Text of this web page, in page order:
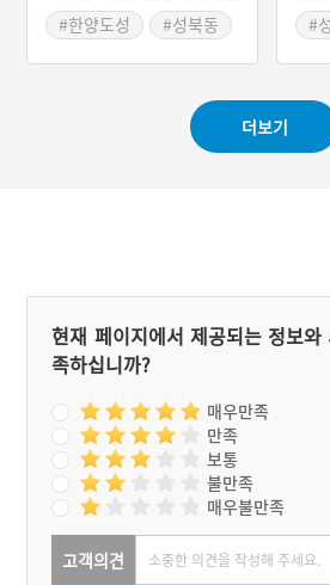
#한양도성
#성북동
#
더보기
현재 페이지에서 제공되는 정보
족하십니까?
매우만족
만족
보통
불만족
매우불만족
고객의견